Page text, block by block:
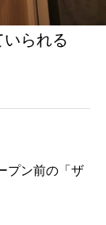
られる
プン前の「ザ